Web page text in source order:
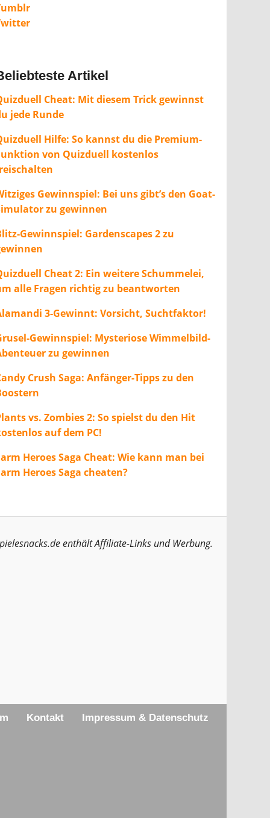
Artikel
Cheat: Mit diesem Trick gewinnst
jede Runde
Hilfe: So kannst du die Premium-
von Quizduell kostenlos
Gewinnspiel: Bei uns gibt’s den Goat-
zu gewinnen
Gewinnspiel: Gardenscapes 2 zu
Cheat 2: Ein weitere Schummelei,
alle Fragen richtig zu beantworten
3-Gewinnt: Vorsicht, Suchtfaktor!
Gewinnspiel: Mysteriose Wimmelbild-
zu gewinnen
Crush Saga: Anfänger-Tipps zu den
vs. Zombies 2: So spielst du den Hit
auf dem PC!
Heroes Saga Cheat: Wie kann man bei
Heroes Saga cheaten?
enthält Affiliate-Links und Werbung.
Kontakt Impressum & Datenschutz